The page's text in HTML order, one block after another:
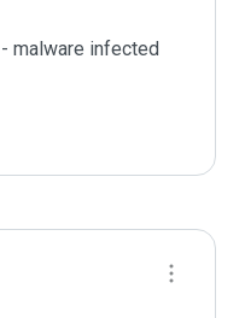
malware infected